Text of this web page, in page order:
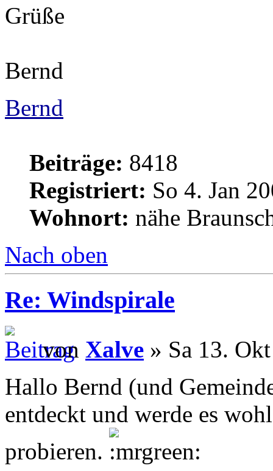
Grüße
Bernd
Bernd
Beiträge: 8418
Registriert: So 4. Jan
Wohnort: nähe
Nach oben
Re: Windspirale
von Xalve » Sa 13.
Hallo Bernd (und
entdeckt und werde es
probieren.